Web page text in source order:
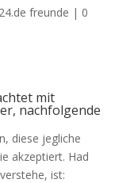
freunde | 0
mit
nachfolgende
diese jegliche
akzeptiert. Had
ist: